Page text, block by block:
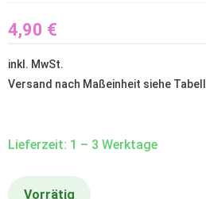
4,90 €
inkl. MwSt.
Versand nach Maßeinheit siehe
Lieferzeit: 1 – 3 Werktage
Vorrätig